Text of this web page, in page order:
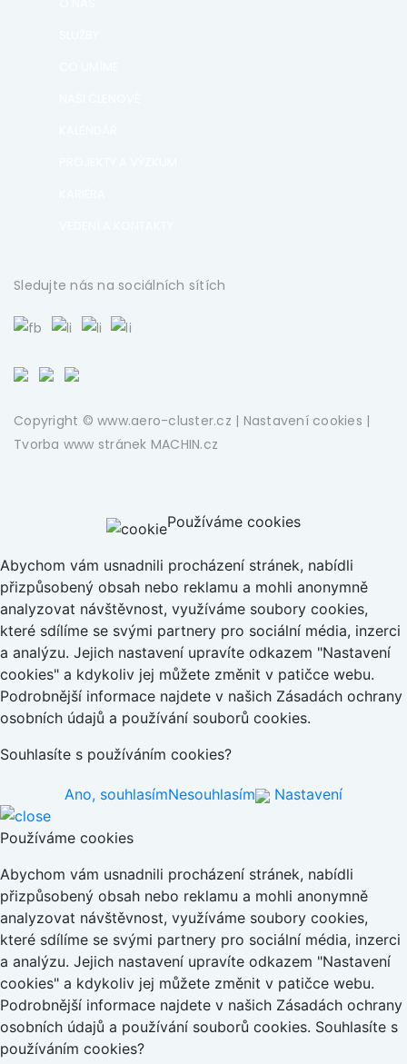
Sledujte nás na sociálních sítích
Copyright © www.aero-cluster.cz | Nastavení cookies |
Tvorba www stránek MACHIN.cz
Používáme cookies
Abychom vám usnadnili procházení stránek, nabídli
přizpůsobený obsah nebo reklamu a mohli anonymně
analyzovat návštěvnost, využíváme soubory cookies,
které sdílíme se svými partnery pro sociální média, inzerci
a analýzu. Jejich nastavení upravíte odkazem "Nastavení
cookies" a kdykoliv jej můžete změnit v patičce webu.
Podrobnější informace najdete v našich Zásadách ochrany
osobních údajů a používání souborů cookies.
Souhlasíte s používáním cookies?
Ano, souhlasímNesouhlasím Nastavení
Používáme cookies
Abychom vám usnadnili procházení stránek, nabídli
přizpůsobený obsah nebo reklamu a mohli anonymně
analyzovat návštěvnost, využíváme soubory cookies,
které sdílíme se svými partnery pro sociální média, inzerci
a analýzu. Jejich nastavení upravíte odkazem "Nastavení
cookies" a kdykoliv jej můžete změnit v patičce webu.
Podrobnější informace najdete v našich Zásadách ochrany
osobních údajů a používání souborů cookies. Souhlasíte s
používáním cookies?